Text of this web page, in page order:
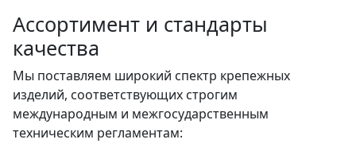
Ассортимент и стандарты
качества
Мы поставляем широкий спектр крепежных
изделий, соответствующих строгим
международным и межгосударственным
техническим регламентам: